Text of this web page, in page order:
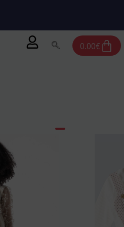
0.00€Cart